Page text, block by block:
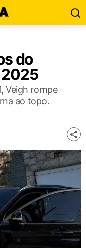
do
2025
Veigh rompe
ao topo.